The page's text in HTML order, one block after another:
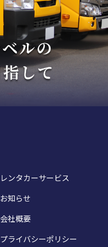
レンタカーサービス
お知らせ
会社概要
プライバシーポリシー